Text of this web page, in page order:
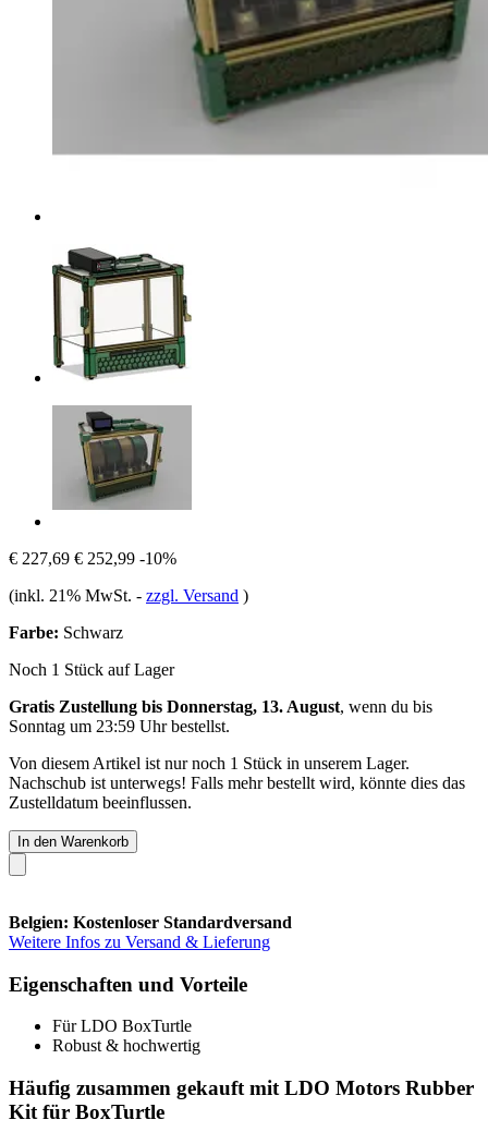
€ 227,69 € 252,99 -10%
(inkl. 21% MwSt. - zzgl. Versand )
Farbe: Schwarz
Noch 1 Stück auf Lager
Gratis Zustellung bis Donnerstag, 13. August, wenn du bis
Sonntag um 23:59 Uhrbestellst.
Von diesem Artikel ist nur noch 1 Stück in unserem Lager.
Nachschub ist unterwegs! Falls mehr bestellt wird, könnte dies das
Zustelldatum beeinflussen.
In den Warenkorb
Belgien: Kostenloser Standardversand
Weitere Infos zu Versand & Lieferung
Eigenschaften und Vorteile
Für LDO BoxTurtle
Robust & hochwertig
Häufig zusammen gekauft mit LDO Motors Rubber
Kit für BoxTurtle